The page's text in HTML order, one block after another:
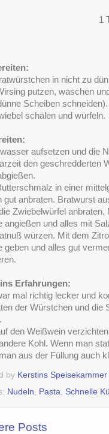
1
in nicht zu
putzen, waschen
Scheiben schneiden).
schälen und würfeln.
aufsetzen und die
den geschredderten
in einer
gut anbraten. Bratwurst
Zwiebelwürfel
angießen und alles mit
würzen. Mit dem
geben und alles gut
Erfahrungen:
mal richtig lecker und
der Würstchen und die
den Weißwein
Kohl. Wenn man
aus der Füllung auch
by Kerstins Speisekammer
Nudeln Pasta Schnelle
Posts